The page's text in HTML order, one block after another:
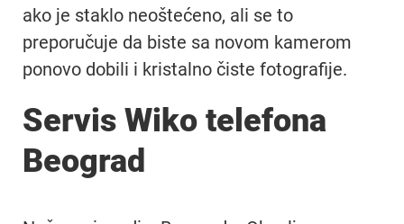
ako je staklo neoštećeno, ali se to
preporučuje da biste sa novom kamerom
ponovo dobili i kristalno čiste fotografije.
Servis Wiko telefona
Beograd